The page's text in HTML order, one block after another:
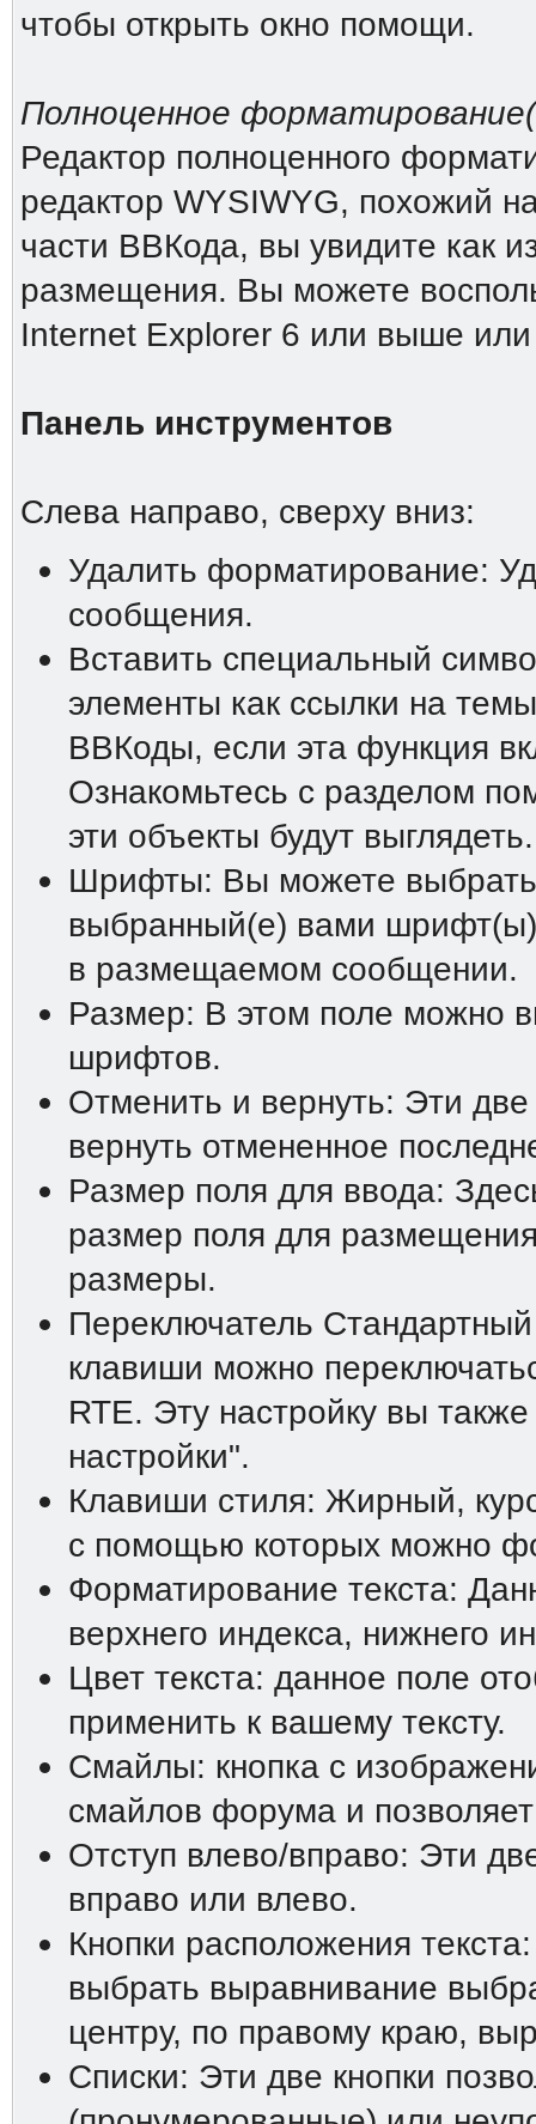
чтобы открыть окно помощи.
Полноценное
Редактор полноценного
редактор WYSIWYG, похожий
части ВВКода, вы увидите как
размещения. Вы можете
Internet Explorer 6 или выше
Панель инструментов
Слева направо, сверху вниз:
Удалить форматирование:
сообщения.
Вставить специальный
элементы как ссылки на
ВВКоды, если эта функция
Ознакомьтесь с разделом
эти объекты будут выглядеть.
Шрифты: Вы можете выбрать
выбранный(е) вами шрифт(ы)
в размещаемом сообщении.
Размер: В этом поле можно
шрифтов.
Отменить и вернуть: Эти
вернуть отмененное
Размер поля для ввода:
размер поля для
размеры.
Переключатель
клавиши можно
RTE. Эту настройку вы
настройки".
Клавиши стиля: Жирный,
с помощью которых можно
Форматирование текста:
верхнего индекса, нижнего
Цвет текста: данное поле
применить к вашему тексту.
Смайлы: кнопка с
смайлов форума и
Отступ влево/вправо: Эти
вправо или влево.
Кнопки расположения
выбрать выравнивание
центру, по правому краю,
Списки: Эти две кнопки